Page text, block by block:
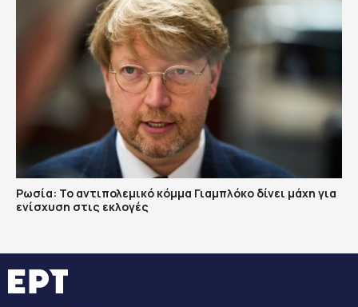
Ρωσία: Το αντιπολεμικό κόμμα Γιαμπλόκο δίνει μάχη για
ενίσχυση στις εκλογές